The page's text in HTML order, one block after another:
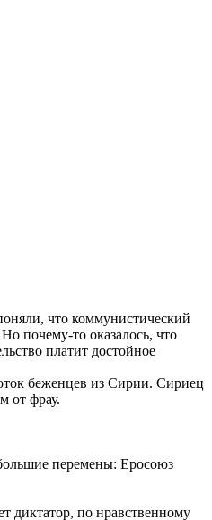
что коммунистический
почему-то оказалось, что
платит достойное
беженцев из Сирии. Сириец
от фрау.
перемены: Еросоюз
диктатор, по нравственному